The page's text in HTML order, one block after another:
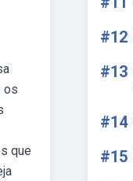
os
que
#12
#13
#14
#15